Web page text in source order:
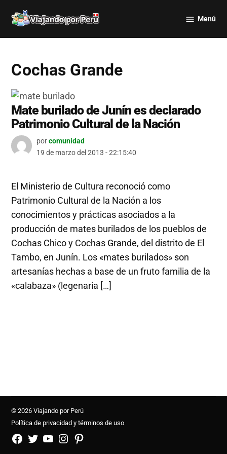
por Perú
Menú
Cochas Grande
Mate burilado de Junín es declarado
Patrimonio Cultural de la Nación
porcomunidad
19 de marzo del 2013 - 22:15:40
El Ministerio de Cultura reconoció como
Patrimonio Cultural de la Nación a los
conocimientos y prácticas asociados a la
producción de mates burilados de los pueblos de
Cochas Chico y Cochas Grande, del distrito de El
Tambo, en Junín. Los «mates burilados» son
artesanías hechas a base de un fruto familia de la
«calabaza» (legenaria […]
© 2026 Viajando por Perú
Política de privacidad y términos de uso
FB
TW YouTubeInstagramPinterest